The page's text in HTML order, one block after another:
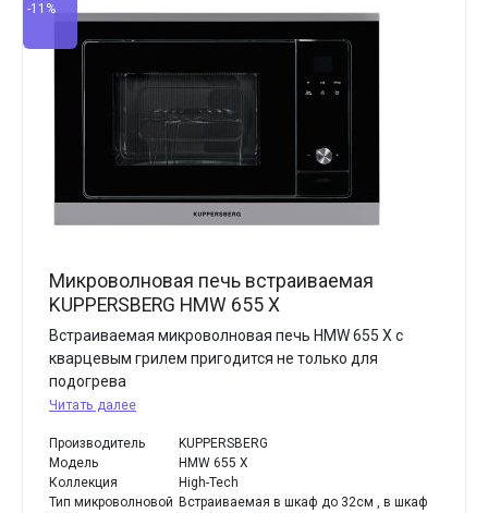
-11%
Микроволновая печь встраиваемая
KUPPERSBERG HMW 655 X
Встраиваемая микроволновая печь HMW 655 X с
кварцевым грилем пригодится не только для
подогрева
Читать далее
Производитель
KUPPERSBERG
Модель
HMW 655 X
Коллекция
High-Tech
Тип микроволновой Встраиваемая в шкаф до 32см , в шкаф